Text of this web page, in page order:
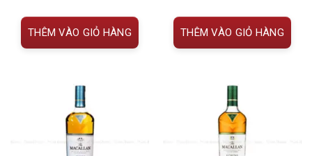
10.400.000 VNĐ.là:
9.500.000 VNĐ.
THÊM VÀO GIỎ HÀNG
4.850.000 VNĐ. là:
THÊM VÀO GIỎ HÀNG